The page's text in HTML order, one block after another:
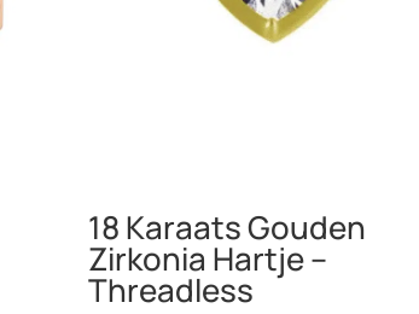
18 Karaats Gouden
Zirkonia Hartje –
Threadless